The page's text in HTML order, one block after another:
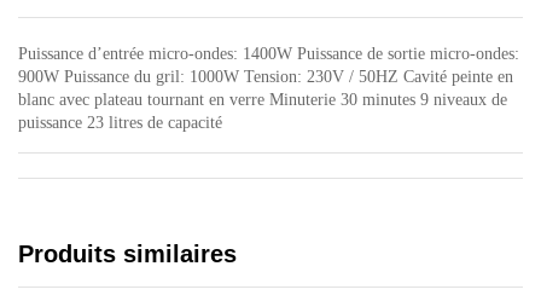
Puissance d’entrée micro-ondes: 1400W Puissance de sortie micro-ondes:
900W Puissance du gril: 1000W Tension: 230V / 50HZ Cavité peinte en
blanc avec plateau tournant en verre Minuterie 30 minutes 9 niveaux de
puissance 23 litres de capacité
Produits similaires